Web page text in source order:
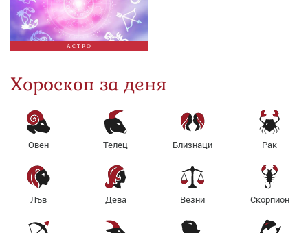
АСТРО
Хороскоп за деня
Овен Телец Близнаци Рак
Лъв Дева Везни Скорпион